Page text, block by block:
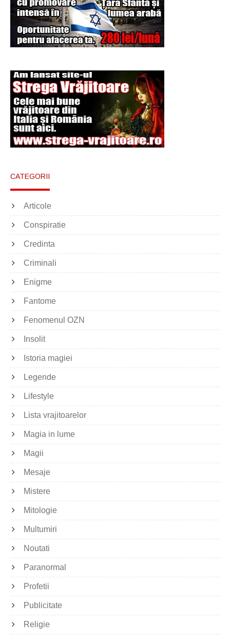
CATEGORII
Articole
Conspiratie
Credinta
Criminali
Enigme
Fantome
Fenomenul OZN
Insolit
Istoria magiei
Legende
Lifestyle
Lista vrajitoarelor
Magia in lume
Magii
Mesaje
Mistere
Mitologie
Multumiri
Noutati
Paranormal
Profetii
Publicitate
Religie